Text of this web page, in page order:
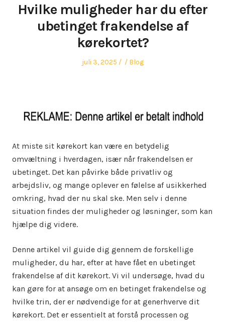
Hvilke muligheder har du efter
ubetinget frakendelse af
kørekortet?
Posted
juli 3, 2025 Author
Posted
Blog
At miste sit kørekort kan være en betydelig
omvæltning i hverdagen, især når frakendelsen er
ubetinget. Det kan påvirke både privatliv og
arbejdsliv, og mange oplever en følelse af usikkerhed
omkring, hvad der nu skal ske. Men selv i denne
situation findes der muligheder og løsninger, som kan
hjælpe dig videre.
Denne artikel vil guide dig gennem de forskellige
muligheder, du har, efter at have fået en ubetinget
frakendelse af dit kørekort. Vi vil undersøge, hvad du
kan gøre for at ansøge om en betinget frakendelse og
hvilke trin, der er nødvendige for at generhverve dit
kørekort. Det er essentielt at forstå processen og